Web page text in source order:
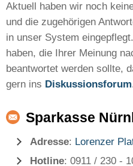
Aktuell haben wir noch
und die zugehörigen
in unser System
haben, die Ihrer Meinung
beantwortet werden sollte,
gern ins Diskussionsforum
Sparkasse
Adresse: Lorenzer
Hotline: 0911 / 230 -